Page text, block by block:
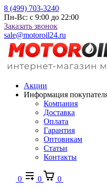
8 (499) 703-3240
Пн-Вс: с 9:00 до 22:00
Заказать звонок
sale@motoroil24.ru
Акции
Информация
Компания
Доставка
Оплата
Гарантия
Оптовикам
Статьи
Контакты
0 0
0